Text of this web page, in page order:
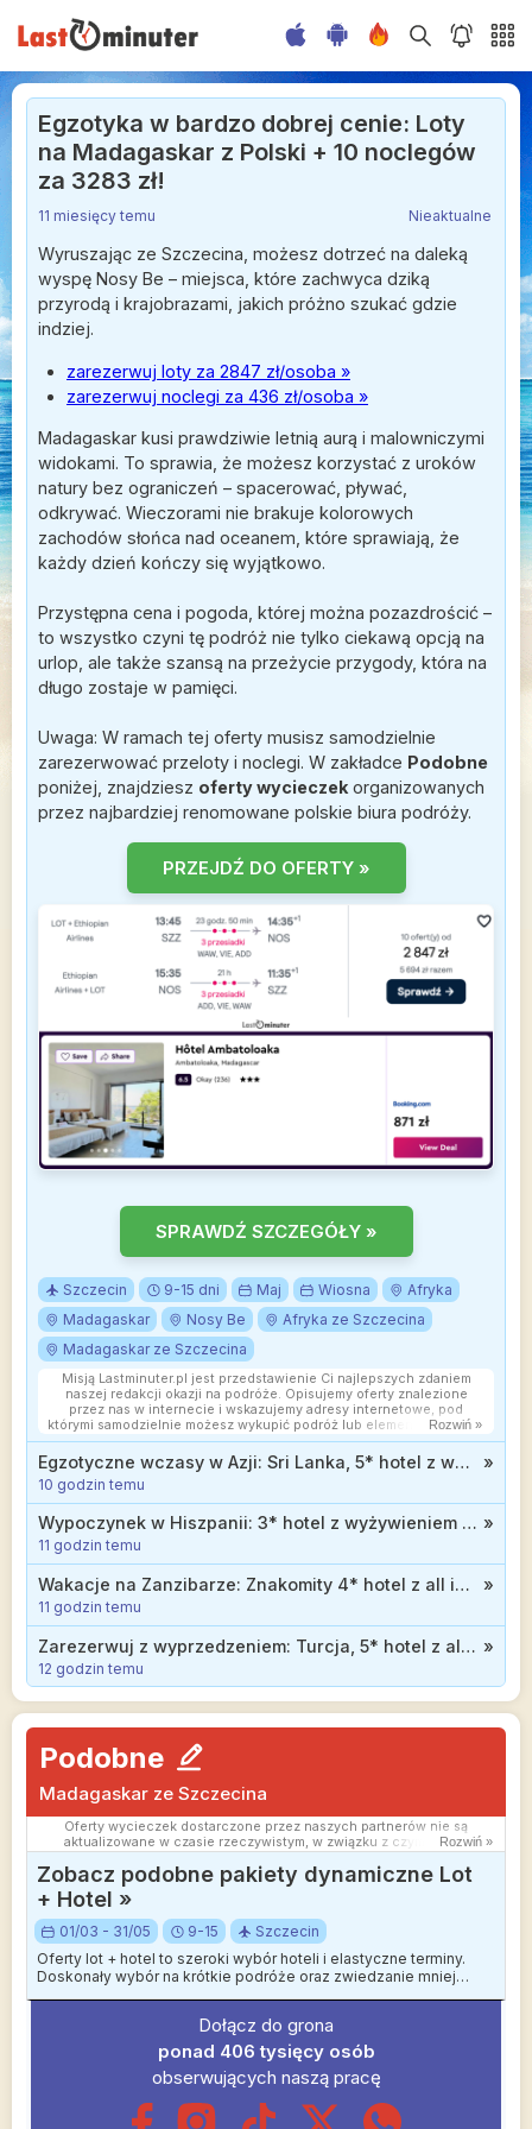
Egzotyka w bardzo dobrej cenie: Loty
na Madagaskar z Polski + 10 noclegów
za 3283 zł!
11 miesięcy temu Nieaktualne
Wyruszając ze Szczecina, możesz dotrzeć na daleką
wyspę Nosy Be – miejsca, które zachwyca dziką
przyrodą i krajobrazami, jakich próżno szukać gdzie
indziej.
zarezerwuj loty za 2847 zł/osoba »
zarezerwuj noclegi za 436 zł/osoba »
Madagaskar kusi prawdziwie letnią aurą i malowniczymi
widokami. To sprawia, że możesz korzystać z uroków
natury bez ograniczeń – spacerować, pływać,
odkrywać. Wieczorami nie brakuje kolorowych
zachodów słońca nad oceanem, które sprawiają, że
każdy dzień kończy się wyjątkowo.
Przystępna cena i pogoda, której można pozazdrościć –
to wszystko czyni tę podróż nie tylko ciekawą opcją na
urlop, ale także szansą na przeżycie przygody, która na
długo zostaje w pamięci.
Uwaga: W ramach tej oferty musisz samodzielnie
zarezerwować przeloty i noclegi. W zakładce Podobne
poniżej, znajdziesz oferty wycieczek organizowanych
przez najbardziej renomowane polskie biura podróży.
PRZEJDŹ DO OFERTY »
SPRAWDŹ SZCZEGÓŁY »
Szczecin 9-15 dni Maj Wiosna
Afryka
Madagaskar
Nosy Be
Afryka ze Szczecina
Madagaskar ze Szczecina
Misją Lastminuter.pl jest przedstawienie Ci najlepszych zdaniem
naszej redakcji okazji na podróże. Opisujemy oferty znalezione
przez nas w internecie i wskazujemy adresy internetowe, pod
którymi samodzielnie możesz wykupić podróż lub elementy podróży.
Ceny w artykułach są aktualne w chwili publikacji. Możemy
otrzymywać wynagrodzenie od partnerów handlowych, do których
Cię przekierowujemy. Nie ma to wpływu na cenę Twojej wycieczki.
Rozwiń »
Egzotyczne wczasy w Azji: Sri Lanka, 5* hotel z wyżywieniem i widokiem na ocean od 4268 zł »
10 godzin temu
Wypoczynek w Hiszpanii: 3* hotel z wyżywieniem niedaleko morza od 989 zł »
11 godzin temu
Wakacje na Zanzibarze: Znakomity 4* hotel z all inclusive soft przy plaży od 4999 zł »
11 godzin temu
Zarezerwuj z wyprzedzeniem: Turcja, 5* hotel z all inclusive blisko plaży od 1473 zł »
12 godzin temu
Podobne
Madagaskar ze Szczecina
Oferty wycieczek dostarczone przez naszych partnerów nie są
aktualizowane w czasie rzeczywistym, w związku z czym ceny i
Dokładamy wszelkich starań aby rozbieżności były jak najmniejsze.
Rozwiń »
Zobacz podobne pakiety dynamiczne Lot
+ Hotel »
01/03 - 31/05 9-15
Szczecin
Oferty lot + hotel to szeroki wybór hoteli i elastyczne terminy.
Doskonały wybór na krótkie podróże oraz zwiedzanie mniej
wakacyjnych kierunków.
Dołącz do grona
ponad 406 tysięcy osób
obserwujących naszą pracę